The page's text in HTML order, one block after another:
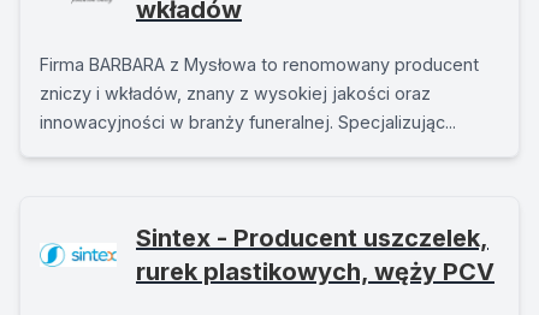
wkładów
Firma BARBARA z Mysłowa to renomowany producent
zniczy i wkładów, znany z wysokiej jakości oraz
innowacyjności w branży funeralnej. Specjalizując...
Sintex - Producent uszczelek,
rurek plastikowych, węży PCV